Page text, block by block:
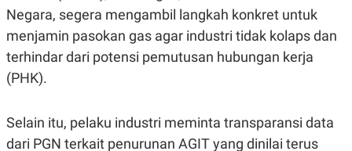
JARINGAN
K
N
N
A
C
P
E
R
E
L
Negara, segera mengambil langkah konkret untuk
menjamin pasokan gas agar industri tidak kolaps dan
terhindar dari potensi pemutusan hubungan kerja
(PHK).
Selain itu, pelaku industri meminta transparansi data
dari PGN terkait penurunan AGIT yang dinilai terus